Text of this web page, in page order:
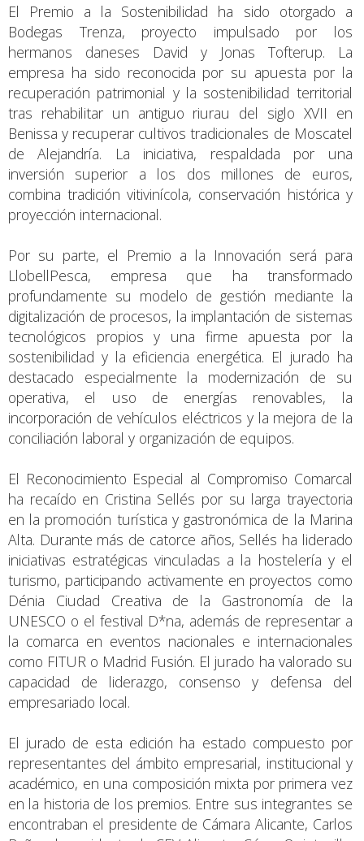
El Premio a la Sostenibilidad ha sido otorgado a
Bodegas Trenza, proyecto impulsado por los
hermanos daneses David y Jonas Tofterup. La
empresa ha sido reconocida por su apuesta por la
recuperación patrimonial y la sostenibilidad territorial
tras rehabilitar un antiguo riurau del siglo XVII en
Benissa y recuperar cultivos tradicionales de Moscatel
de Alejandría. La iniciativa, respaldada por una
inversión superior a los dos millones de euros,
combina tradición vitivinícola, conservación histórica y
proyección internacional.
Por su parte, el Premio a la Innovación será para
LlobellPesca, empresa que ha transformado
profundamente su modelo de gestión mediante la
digitalización de procesos, la implantación de sistemas
tecnológicos propios y una firme apuesta por la
sostenibilidad y la eficiencia energética. El jurado ha
destacado especialmente la modernización de su
operativa, el uso de energías renovables, la
incorporación de vehículos eléctricos y la mejora de la
conciliación laboral y organización de equipos.
El Reconocimiento Especial al Compromiso Comarcal
ha recaído en Cristina Sellés por su larga trayectoria
en la promoción turística y gastronómica de la Marina
Alta. Durante más de catorce años, Sellés ha liderado
iniciativas estratégicas vinculadas a la hostelería y el
turismo, participando activamente en proyectos como
Dénia Ciudad Creativa de la Gastronomía de la
UNESCO o el festival D*na, además de representar a
la comarca en eventos nacionales e internacionales
como FITUR o Madrid Fusión. El jurado ha valorado su
capacidad de liderazgo, consenso y defensa del
empresariado local.
El jurado de esta edición ha estado compuesto por
representantes del ámbito empresarial, institucional y
académico, en una composición mixta por primera vez
en la historia de los premios. Entre sus integrantes se
encontraban el presidente de Cámara Alicante, Carlos